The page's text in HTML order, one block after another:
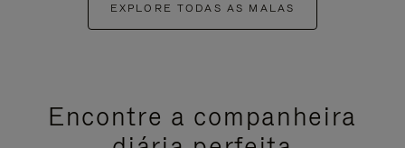
EXPLORE TODAS AS MALAS
Encontre a companheira